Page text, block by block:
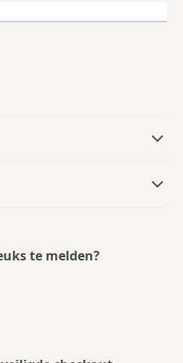
te melden?